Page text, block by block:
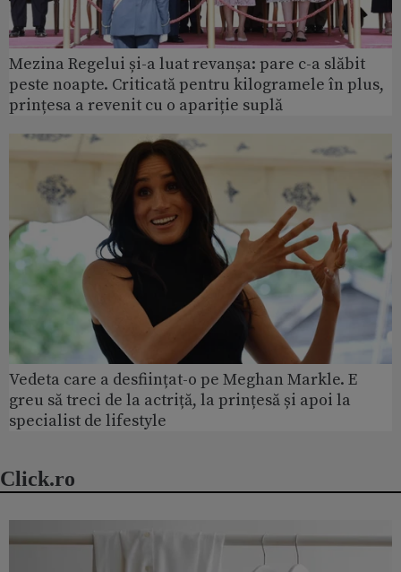
Mezina Regelui și-a luat revanșa: pare c-a slăbit
peste noapte. Criticată pentru kilogramele în plus,
prințesa a revenit cu o apariție suplă
Vedeta care a desființat-o pe Meghan Markle. E
greu să treci de la actriță, la prințesă și apoi la
specialist de lifestyle
Click.ro